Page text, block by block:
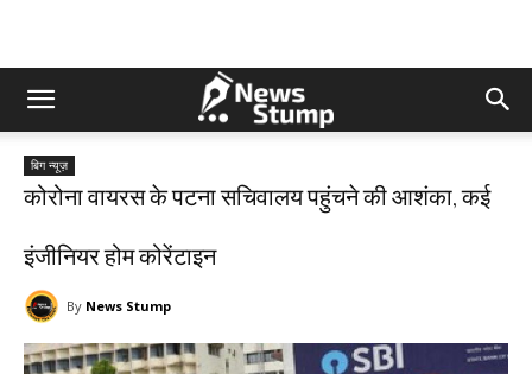
बिग न्यूज़
कोरोना वायरस के पटना सचिवालय पहुंचने की आशंका, कई
इंजीनियर होम कोरेंटाइन
By News Stump